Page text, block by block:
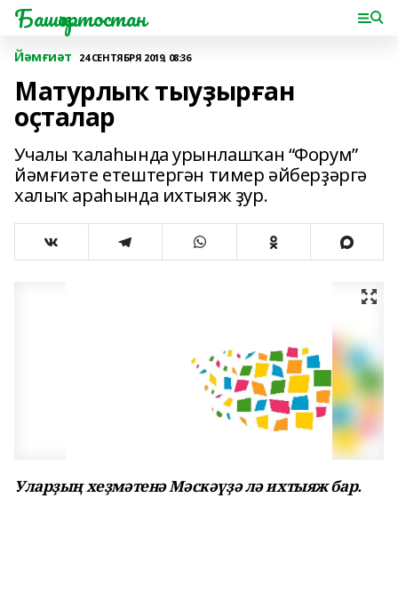
Башҡортостан
Йәмғиәт 24 СЕНТЯБРЯ 2019, 08:36
Матурлыҡ тыуҙырған
оҫталар
Учалы ҡалаһында урынлашҡан “Форум”
йәмғиәте етештергән тимер әйберҙәргә
халыҡ араһында ихтыяж ҙур.
Уларҙың хеҙмәтенә Мәскәүҙә лә ихтыяж бар.